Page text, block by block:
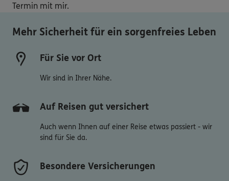
Termin mit mir.
Mehr Sicherheit für ein sorgenfreies Leben
Für Sie vor Ort
Wir sind in Ihrer Nähe.
Auf Reisen gut versichert
Auch wenn Ihnen auf einer Reise etwas passiert - wir
sind für Sie da.
Besondere Versicherungen